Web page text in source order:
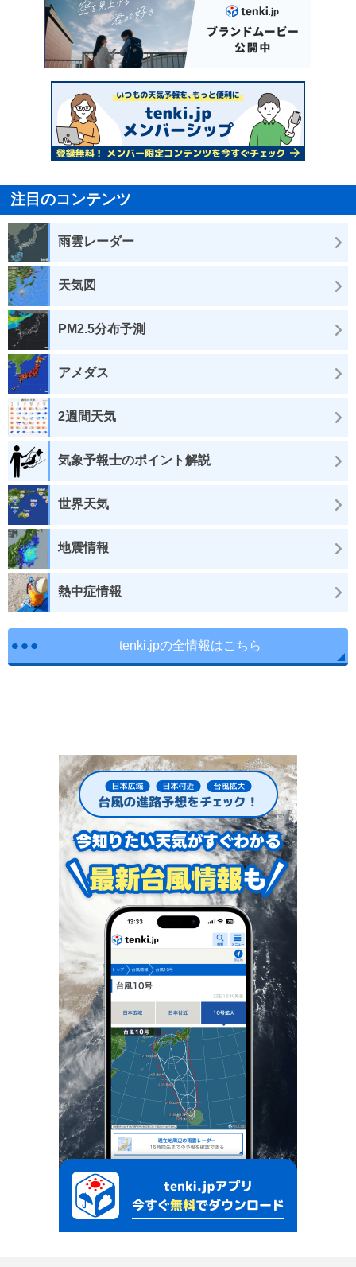
注目のコンテンツ
雨雲レーダー
天気図
PM2.5分布予測
アメダス
2週間天気
気象予報士のポイント解説
世界天気
地震情報
熱中症情報
tenki.jpの全情報はこちら